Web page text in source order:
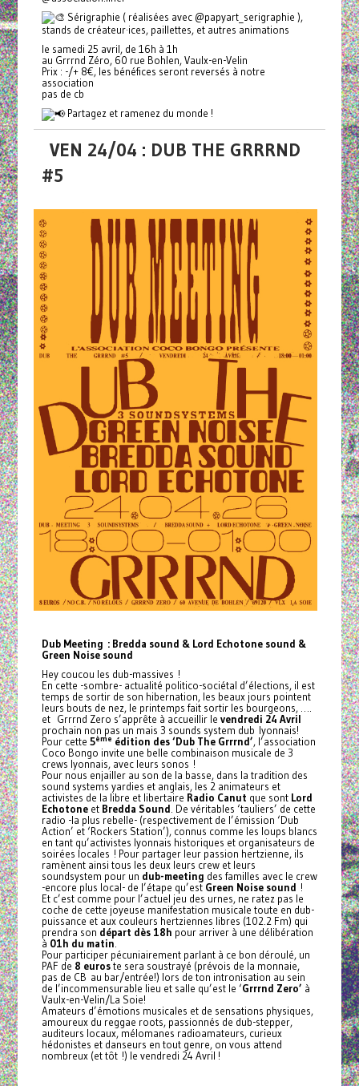
Sérigraphie ( réalisées avec @papyart_serigraphie ),
stands de créateur·ices, paillettes, et autres animations
le samedi 25 avril, de 16h à 1h
au Grrrnd Zéro, 60 rue Bohlen, Vaulx-en-Velin
Prix : -/+ 8€, les bénéfices seront reversés à notre
association
pas de cb
Partagez et ramenez du monde !
VEN 24/04 : DUB THE GRRRND
#5
Dub Meeting : Bredda sound & Lord Echotone sound &
Green Noise sound
Hey coucou les dub-massives !
En cette -sombre- actualité politico-sociétal d’élections, il est
temps de sortir de son hibernation, les beaux jours pointent
leurs bouts de nez, le printemps fait sortir les bourgeons, ….
et Grrrnd Zero s’apprête à accueillir le vendredi 24 Avril
prochain non pas un mais 3 sounds system dub lyonnais!
Pour cette 5ème édition des ‘Dub The Grrrnd’, l’association
Coco Bongo invite une belle combinaison musicale de 3
crews lyonnais, avec leurs sonos !
Pour nous enjailler au son de la basse, dans la tradition des
sound systems yardies et anglais, les 2 animateurs et
activistes de la libre et libertaire Radio Canut que sont Lord
Echotone et Bredda Sound . De véritables ‘tauliers’ de cette
radio -la plus rebelle- (respectivement de l’émission ‘Dub
Action’ et ‘Rockers Station’), connus comme les loups blancs
en tant qu’activistes lyonnais historiques et organisateurs de
soirées locales ! Pour partager leur passion hertzienne, ils
ramènent ainsi tous les deux leurs crew et leurs
soundsystem pour un dub-meeting des familles avec le crew
-encore plus local- de l’étape qu’est Green Noise sound !
Et c’est comme pour l’actuel jeu des urnes, ne ratez pas le
coche de cette joyeuse manifestation musicale toute en dub-
puissance et aux couleurs hertziennes libres (102.2 Fm) qui
prendra son départ dès 18h pour arriver à une délibération
à 01h du matin
Pour participer pécuniairement parlant à ce bon déroulé, un
PAF de 8 euroste sera soustrayé (prévois de la monnaie,
pas de CB au bar/entrée!) lors de ton intronisation au sein
de l’incommensurable lieu et salle qu’est le ‘Grrrnd Zero’ à
Vaulx-en-Velin/La Soie!
Amateurs d’émotions musicales et de sensations physiques,
amoureux du reggae roots, passionnés de dub-stepper,
auditeurs locaux, mélomanes radioamateurs, curieux
hédonistes et danseurs en tout genre, on vous attend
nombreux (et tôt !) le vendredi 24 Avril !